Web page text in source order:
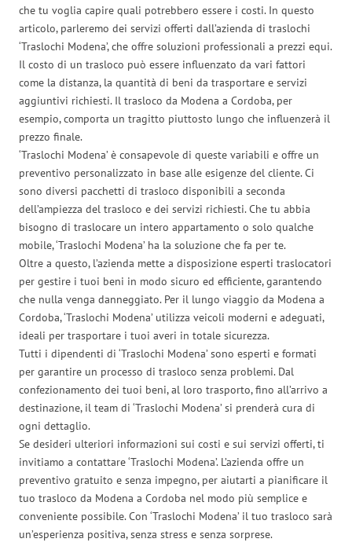
che tu voglia capire quali potrebbero essere i costi. In questo
articolo, parleremo dei servizi offerti dall’azienda di traslochi
‘Traslochi Modena’, che offre soluzioni professionali a prezzi equi.
Il costo di un trasloco può essere influenzato da vari fattori
come la distanza, la quantità di beni da trasportare e servizi
aggiuntivi richiesti. Il trasloco da Modena a Cordoba, per
esempio, comporta un tragitto piuttosto lungo che influenzerà il
prezzo finale.
‘Traslochi Modena’ è consapevole di queste variabili e offre un
preventivo personalizzato in base alle esigenze del cliente. Ci
sono diversi pacchetti di trasloco disponibili a seconda
dell’ampiezza del trasloco e dei servizi richiesti. Che tu abbia
bisogno di traslocare un intero appartamento o solo qualche
mobile, ‘Traslochi Modena’ ha la soluzione che fa per te.
Oltre a questo, l’azienda mette a disposizione esperti traslocatori
per gestire i tuoi beni in modo sicuro ed efficiente, garantendo
che nulla venga danneggiato. Per il lungo viaggio da Modena a
Cordoba, ‘Traslochi Modena’ utilizza veicoli moderni e adeguati,
ideali per trasportare i tuoi averi in totale sicurezza.
Tutti i dipendenti di ‘Traslochi Modena’ sono esperti e formati
per garantire un processo di trasloco senza problemi. Dal
confezionamento dei tuoi beni, al loro trasporto, fino all’arrivo a
destinazione, il team di ‘Traslochi Modena’ si prenderà cura di
ogni dettaglio.
Se desideri ulteriori informazioni sui costi e sui servizi offerti, ti
invitiamo a contattare ‘Traslochi Modena’. L’azienda offre un
preventivo gratuito e senza impegno, per aiutarti a pianificare il
tuo trasloco da Modena a Cordoba nel modo più semplice e
conveniente possibile. Con ‘Traslochi Modena’ il tuo trasloco sarà
un’esperienza positiva, senza stress e senza sorprese.